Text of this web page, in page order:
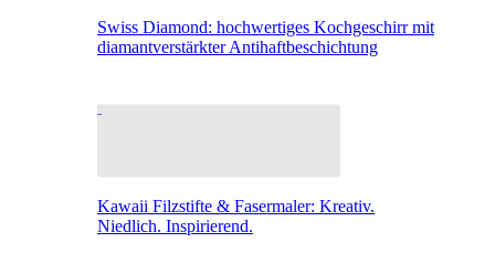
Swiss Diamond: hochwertiges Kochgeschirr mit
diamantverstärkter Antihaftbeschichtung
Kawaii Filzstifte & Fasermaler: Kreativ.
Niedlich. Inspirierend.